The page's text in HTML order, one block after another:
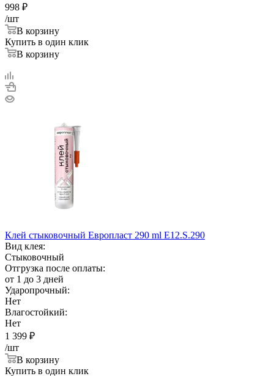
998 ₽
/шт
В корзину
Купить в один клик
В корзину
Клей стыковочный Европласт 290 ml E12.S.290
Вид клея:
Стыковочный
Отгрузка после оплаты:
от 1 до 3 дней
Ударопрочный:
Нет
Влагостойкий:
Нет
1 399 ₽
/шт
В корзину
Купить в один клик